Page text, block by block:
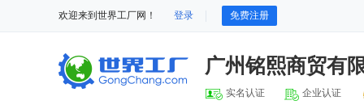
欢迎来到世界工厂网！ 登录 免费注册
广州铭熙商贸有
实名认证 企业认证